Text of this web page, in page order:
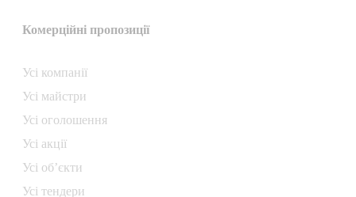
Комерційні пропозиції
Усі компанії
Усі майстри
Усі оголошення
Усі акції
Усі об’єкти
Усі тендери